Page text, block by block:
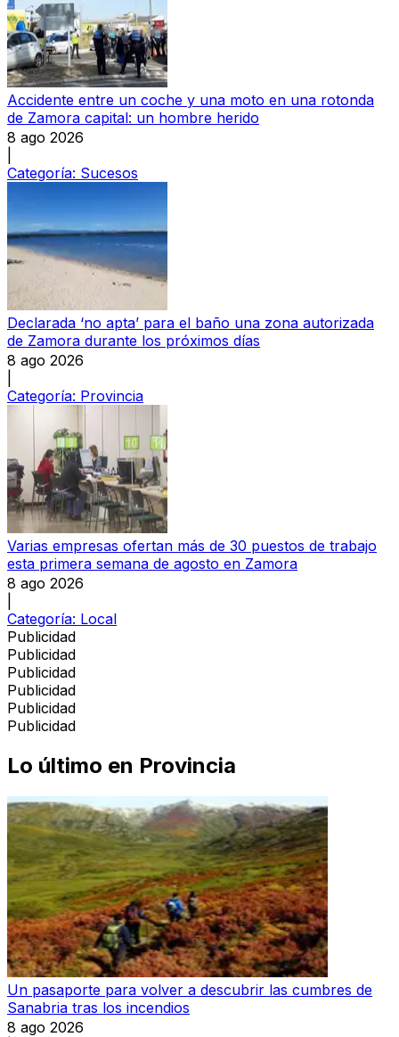
Accidente entre un coche y una moto en una rotonda
de Zamora capital: un hombre herido
8 ago 2026
Categoría: Sucesos
Declarada ‘no apta’ para el baño una zona autorizada
de Zamora durante los próximos días
8 ago 2026
Categoría: Provincia
Varias empresas ofertan más de 30 puestos de trabajo
esta primera semana de agosto en Zamora
8 ago 2026
Categoría: Local
Publicidad
Publicidad
Publicidad
Publicidad
Publicidad
Publicidad
Lo último en Provincia
Un pasaporte para volver a descubrir las cumbres de
Sanabria tras los incendios
8 ago 2026